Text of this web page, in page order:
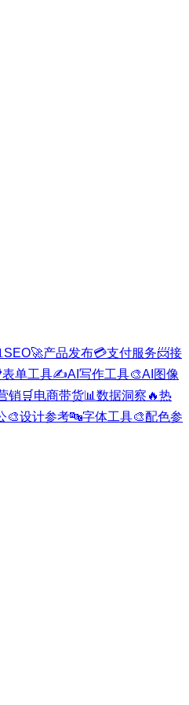
SEO🚀产品发布💳支付服务📨接
表单工具✍️AI写作工具🎨AI图像
销 🛒 电商带货📊 数据洞察 🔥热
🎨设计参考🔤字体工具🎨配色参